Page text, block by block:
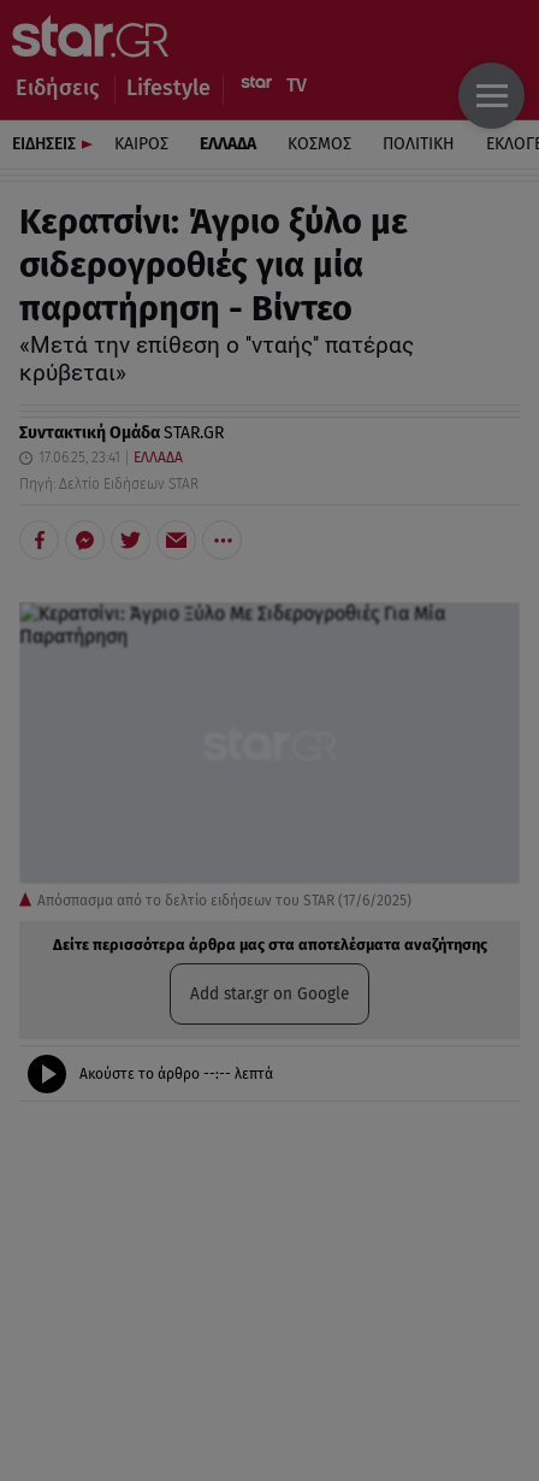
Ειδήσεις Lifestyle
ΕΙΔΗΣΕΙΣ ΚΑΙΡΟΣ ΕΛΛΑΔΑ ΚΟΣΜΟΣ ΠΟΛΙΤΙΚΗ
Κερατσίνι: Άγριο ξύλο με
σιδερογροθιές για μία
παρατήρηση - Βίντεο
«Μετά την επίθεση ο ''νταής'' πατέρας
κρύβεται»
Συντακτική ΟμάδαSTAR.GR
17.06.25, 23:41
ΕΛΛΑΔΑ
Πηγή: Δελτίο Ειδήσεων STAR
Απόσπασμα από το δελτίο ειδήσεων του STAR (17/6/2025)
Δείτε περισσότερα άρθρα μας στα αποτελέσματα αναζήτησης
Add star.gr on Google
Ακούστε το άρθρο --:-- λεπτά